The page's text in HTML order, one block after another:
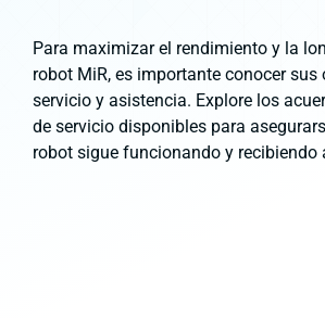
Para maximizar el rendimiento y la
robot MiR, es importante conocer sus
servicio y asistencia. Explore los
de servicio disponibles para
robot sigue funcionando y recibiendo